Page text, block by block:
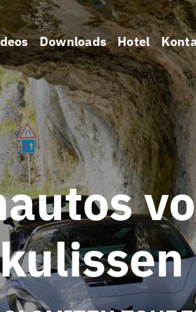
Downloads Hotel